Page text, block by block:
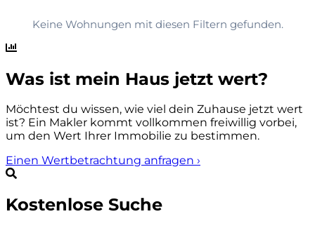
Keine Wohnungen mit diesen Filtern gefunden.
Was ist mein Haus jetzt wert?
Möchtest du wissen, wie viel dein Zuhause jetzt wert
ist? Ein Makler kommt vollkommen freiwillig vorbei,
um den Wert Ihrer Immobilie zu bestimmen.
Einen Wertbetrachtung anfragen ›
Kostenlose Suche